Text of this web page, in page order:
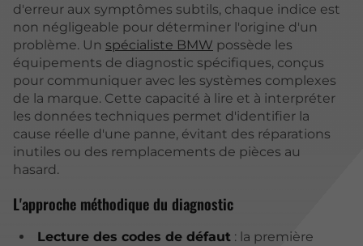
d'erreur aux symptômes subtils, chaque indice est
non négligeable pour déterminer l'origine d'un
problème. Un spécialiste BMW possède les
équipements de diagnostic spécifiques, conçus
pour communiquer avec les systèmes complexes
de la marque. Cette capacité à lire et à interpréter
les données techniques permet d'identifier la
cause réelle d'une panne, évitant des réparations
inutiles ou des remplacements de pièces au
hasard.
L'approche méthodique du diagnostic
Lecture des codes de défaut: la première